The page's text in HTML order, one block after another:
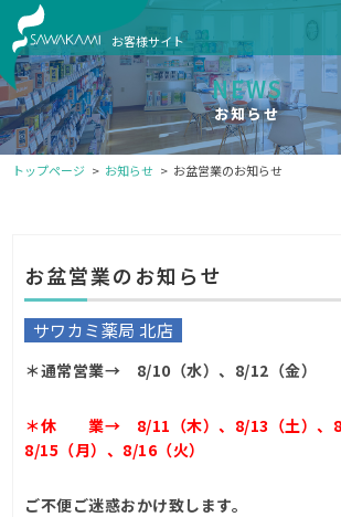
お客様サイト
NEWS
お知らせ
トップページ お知らせ お盆営業のお知らせ
お盆営業のお知らせ
サワカミ薬局 北店
＊通常営業→ 8/10（水）、8/12（金）
＊休 業→ 8/11（木）、8/13（土）、8/
8/15（月）、8/16（火）
ご不便ご迷惑おかけ致します。